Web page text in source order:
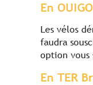
En OUIGO
Les vélos
faudra
option vous
En TER